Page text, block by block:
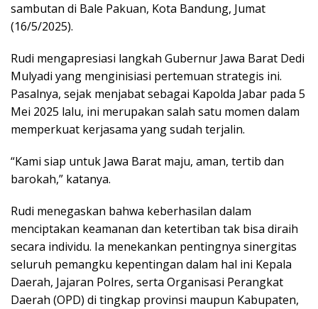
sambutan di Bale Pakuan, Kota Bandung, Jumat
(16/5/2025).
Rudi mengapresiasi langkah Gubernur Jawa Barat Dedi
Mulyadi yang menginisiasi pertemuan strategis ini.
Pasalnya, sejak menjabat sebagai Kapolda Jabar pada 5
Mei 2025 lalu, ini merupakan salah satu momen dalam
memperkuat kerjasama yang sudah terjalin.
“Kami siap untuk Jawa Barat maju, aman, tertib dan
barokah,” katanya.
Rudi menegaskan bahwa keberhasilan dalam
menciptakan keamanan dan ketertiban tak bisa diraih
secara individu. Ia menekankan pentingnya sinergitas
seluruh pemangku kepentingan dalam hal ini Kepala
Daerah, Jajaran Polres, serta Organisasi Perangkat
Daerah (OPD) di tingkap provinsi maupun Kabupaten,